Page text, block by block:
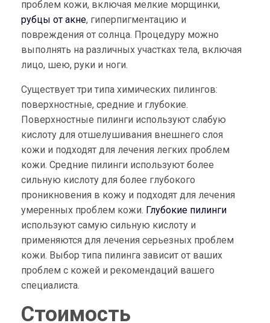
проблем кожи, включая мелкие морщинки,
рубцы от акне, гиперпигментацию и
повреждения от солнца. Процедуру можно
выполнять на различных участках тела, включая
лицо, шею, руки и ноги.
Существует три типа химических пилингов:
поверхностные, средние и глубокие.
Поверхностные пилинги используют слабую
кислоту для отшелушивания внешнего слоя
кожи и подходят для лечения легких проблем
кожи. Средние пилинги используют более
сильную кислоту для более глубокого
проникновения в кожу и подходят для лечения
умеренных проблем кожи. Глубокие пилинги
используют самую сильную кислоту и
применяются для лечения серьезных проблем
кожи. Выбор типа пилинга зависит от ваших
проблем с кожей и рекомендаций вашего
специалиста.
Стоимость